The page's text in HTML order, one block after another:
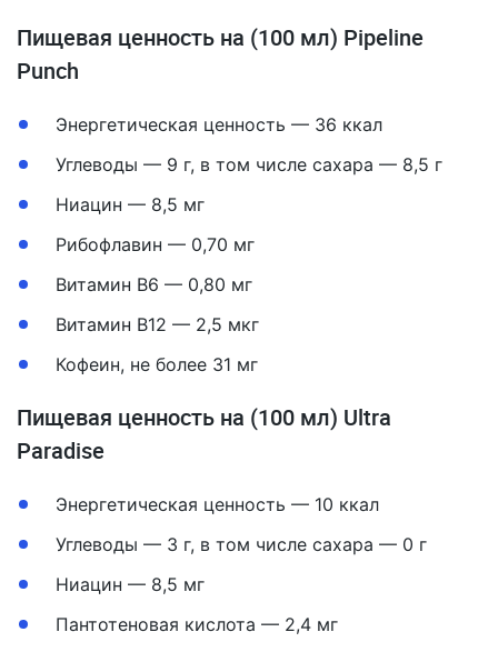
Пищевая ценность на (100 мл) Pipeline
Punch
Энергетическая ценность — 36 ккал
Углеводы — 9 г, в том числе сахара — 8,5 г
Ниацин — 8,5 мг
Рибофлавин — 0,70 мг
Витамин B6 — 0,80 мг
Витамин B12 — 2,5 мкг
Кофеин, не более 31 мг
Пищевая ценность на (100 мл) Ultra
Paradise
Энергетическая ценность — 10 ккал
Углеводы — 3 г, в том числе сахара — 0 г
Ниацин — 8,5 мг
Пантотеновая кислота — 2,4 мг